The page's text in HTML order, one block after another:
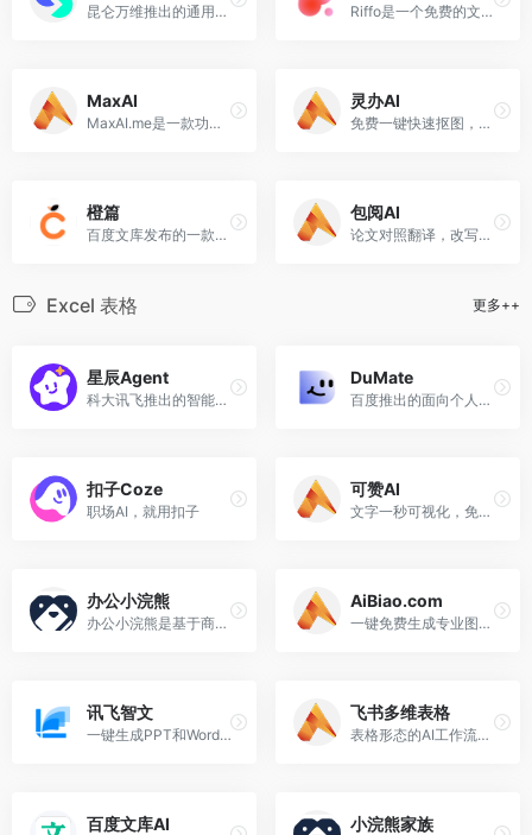
昆仑万维推出的通用AI智能体平台 Riffo是一个免费的文件智能命名和管理工具
MaxAI
MaxAI.me是一款功能强大的浏览器AI插件，集成了多种AI模型。
灵办AI
免费一键快速抠图，支持下载高清图片
橙篇
百度文库发布的一款综合性AI创作工具
包阅AI
论文对照翻译，改写润色，专业术语详解，选题评估，开题报告分析，评审校对，一站式解决论文烦恼！
Excel 表格 更多++
星辰Agent
科大讯飞推出的智能体Agent开发平台，助力开发者快速搭建生产级智能体
DuMate
百度推出的面向个人及团队的桌面级AI智能体
扣子Coze
职场AI，就用扣子
可赞AI
文字一秒可视化，免费AI办公神器
办公小浣熊
办公小浣熊是基于商汤大语言模型的原生数据分析产品，
AiBiao.com
一键免费生成专业图表，只需输入文字，即可让文档与图表创作更高效
讯飞智文
一键生成PPT和Word，让学习生活更轻松。
飞书多维表格
表格形态的AI工作流搭建工具，支持批量化的AI创作与分析任务，接入DeepSeek R1满血版
百度文库AI 小浣熊家族